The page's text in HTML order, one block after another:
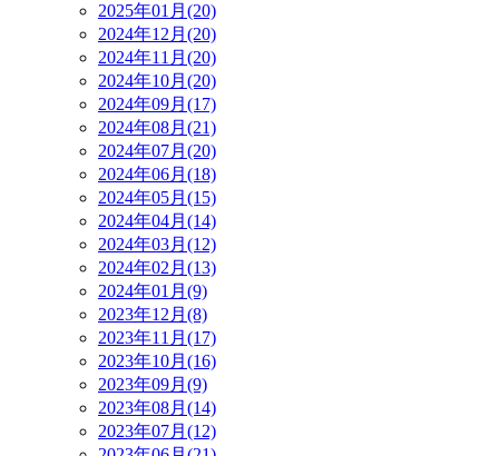
2025年01月(20)
2024年12月(20)
2024年11月(20)
2024年10月(20)
2024年09月(17)
2024年08月(21)
2024年07月(20)
2024年06月(18)
2024年05月(15)
2024年04月(14)
2024年03月(12)
2024年02月(13)
2024年01月(9)
2023年12月(8)
2023年11月(17)
2023年10月(16)
2023年09月(9)
2023年08月(14)
2023年07月(12)